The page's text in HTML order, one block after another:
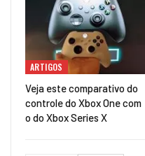
ARTIGOS
Veja este comparativo do
controle do Xbox One com
o do Xbox Series X